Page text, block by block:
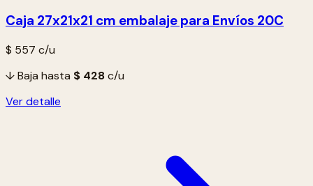
Caja 27x21x21 cm embalaje para Envíos 20C
$ 557 c/u
↓ Baja hasta $ 428c/u
Ver detalle